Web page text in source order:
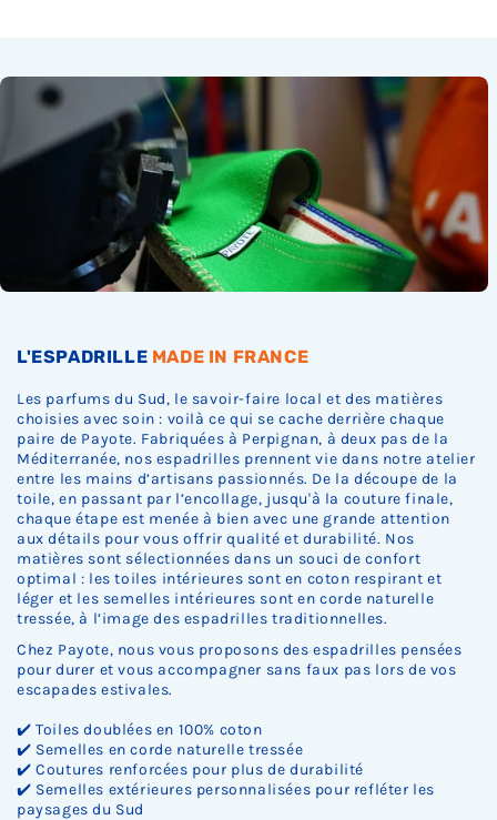
L'ESPADRILLE MADE IN FRANCE
Les parfums du Sud, le savoir-faire local et des matières
choisies avec soin : voilà ce qui se cache derrière chaque
paire de Payote. Fabriquées à Perpignan, à deux pas de la
Méditerranée, nos espadrilles prennent vie dans notre atelier
entre les mains d’artisans passionnés. De la découpe de la
toile, en passant par l’encollage, jusqu'à la couture finale,
chaque étape est menée à bien avec une grande attention
aux détails pour vous offrir qualité et durabilité. Nos
matières sont sélectionnées dans un souci de confort
optimal : les toiles intérieures sont en coton respirant et
léger et les semelles intérieures sont en corde naturelle
tressée, à l’image des espadrilles traditionnelles.
Chez Payote, nous vous proposons des espadrilles pensées
pour durer et vous accompagner sans faux pas lors de vos
escapades estivales.
✔️ Toiles doublées en 100% coton
✔️ Semelles en corde naturelle tressée
✔️ Coutures renforcées pour plus de durabilité
✔️ Semelles extérieures personnalisées pour refléter les
paysages du Sud